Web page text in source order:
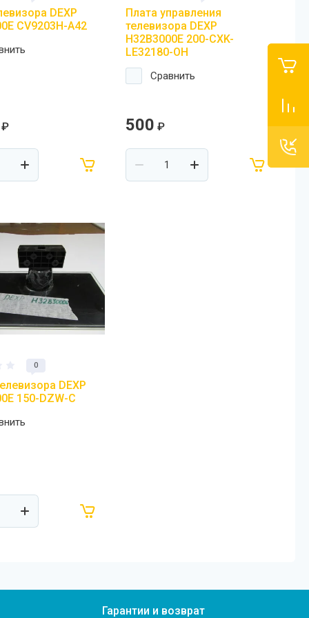
DEXP
CV9203H-A42
₽
Плата управления
телевизора DEXP
H32B3000E 200-CXK-
LE32180-OH
Сравнить
500 ₽
0
DEXP
150-DZW-C
Гарантии и возврат